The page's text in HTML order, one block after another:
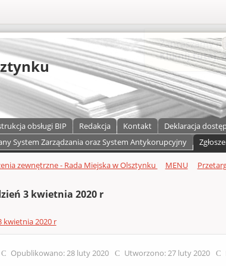
obsługi BIP Redakcja Kontakt Deklaracja
System Zarządzania oraz System Antykorupcyjny
zewnętrzne - Rada Miejska w Olsztynku MENU
3 kwietnia 2020 r
kwietnia 2020 r
Opublikowano: 28 luty 2020 Utworzono: 27 luty 2020